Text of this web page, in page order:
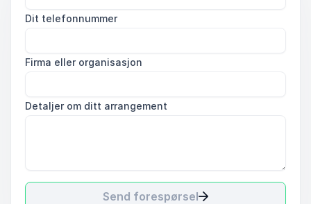
Dit telefonnummer
Firma eller organisasjon
Detaljer om ditt arrangement
Send forespørsel